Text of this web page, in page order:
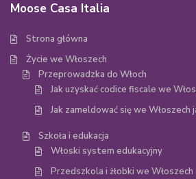
Moose Casa Italia
Strona główna
Życie we Włoszech
Przeprowadzka do Włoch
Jak uzyskać codice fiscale we
Jak zameldować się we Włoszech
Szkoła i edukacja
Włoski system edukacyjny
Przedszkola i żłobki we Włoszech